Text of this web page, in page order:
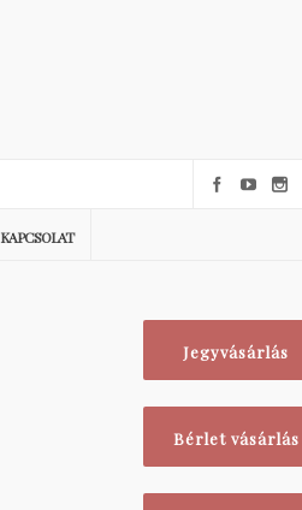
KAPCSOLAT
Jegyvásárlás
Bérlet vásárlás